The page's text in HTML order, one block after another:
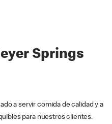
Springs
a servir comida de calidad y a
para nuestros clientes.